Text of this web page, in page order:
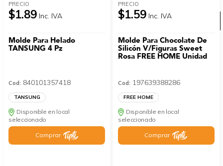
Ver categorías
PRECIO
$1.89 Inc. IVA
Molde Para Helado
TANSUNG 4 Pz
Cod: 840101357418
TANSUNG
Disponible en local
seleccionado
Comprar
PRECIO
$1.59 Inc. IVA
Molde Para Chocolate De
Silicón V/Figuras Sweet
Rosa FREE HOME Unidad
Cod: 197639388286
FREE HOME
Disponible en local
seleccionado
Comprar